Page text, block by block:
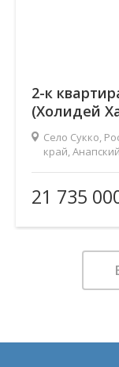
2-к
(Холидей
Село Сукко,
край,
Площадь (общ/
Количество
Этаж:
В
21 735